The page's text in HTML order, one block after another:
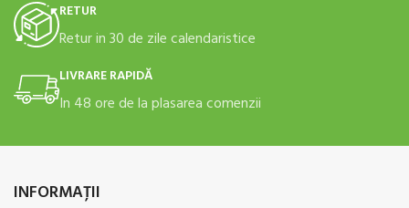
RETUR
Retur in 30 de zile calendaristice
LIVRARE RAPIDĂ
In 48 ore de la plasarea comenzii
INFORMAŢII